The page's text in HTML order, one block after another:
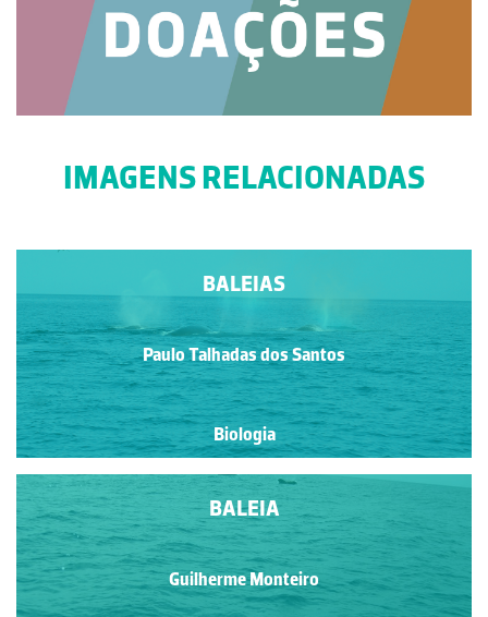
IMAGENS RELACIONADAS
BALEIAS
Paulo Talhadas dos Santos
Biologia
BALEIA
Guilherme Monteiro